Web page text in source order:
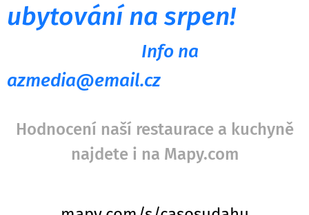
ubytování na srpen!
Info na
azmedia@email.cz
Hodnocení naší restaurace a kuchyně
najdete i na Mapy.com